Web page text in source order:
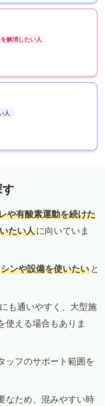
解消したい人
人
や有酸素運動を続けた
たい人に向いていま
ンや設備を使いたい と
も通いやすく、大型施
使える場合もありま
ッフのサポート範囲を
なため、混みやすい時